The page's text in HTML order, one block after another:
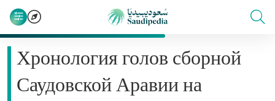
Хронология голов сборной
Саудовской Аравии на